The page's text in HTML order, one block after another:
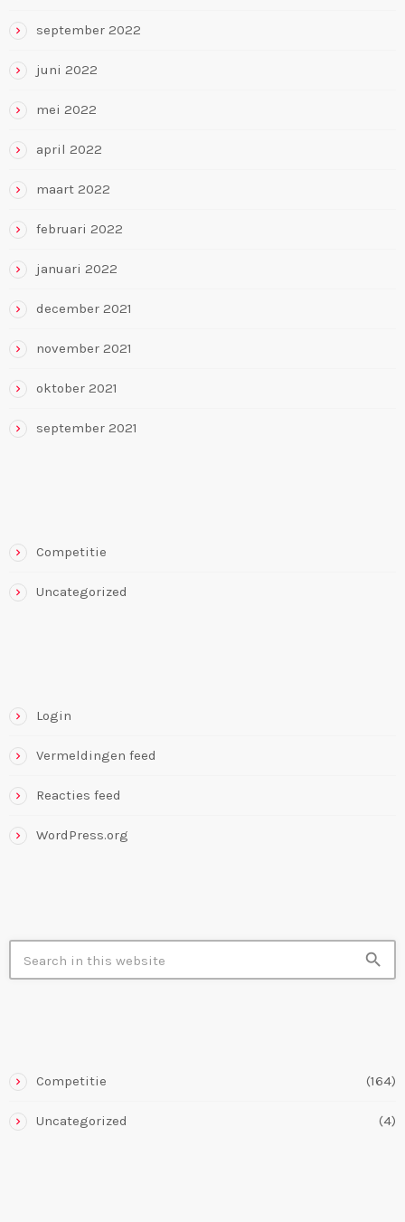
september 2022
juni 2022
mei 2022
april 2022
maart 2022
februari 2022
januari 2022
december 2021
november 2021
oktober 2021
september 2021
Competitie
Uncategorized
Login
Vermeldingen feed
Reacties feed
WordPress.org
search
Competitie (164)
Uncategorized (4)